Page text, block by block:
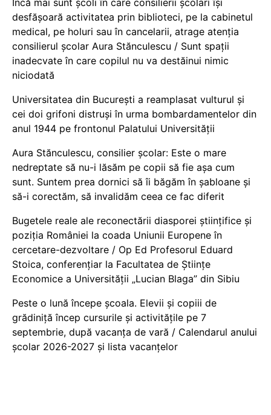
Încă mai sunt școli în care consilierii școlari își
desfășoară activitatea prin biblioteci, pe la cabinetul
medical, pe holuri sau în cancelarii, atrage atenția
consilierul școlar Aura Stănculescu / Sunt spații
inadecvate în care copilul nu va destăinui nimic
niciodată
Universitatea din București a reamplasat vulturul și
cei doi grifoni distruși în urma bombardamentelor din
anul 1944 pe frontonul Palatului Universității
Aura Stănculescu, consilier școlar: Este o mare
nedreptate să nu-i lăsăm pe copii să fie așa cum
sunt. Suntem prea dornici să îi băgăm în șabloane și
să-i corectăm, să invalidăm ceea ce fac diferit
Bugetele reale ale reconectării diasporei științifice și
poziția României la coada Uniunii Europene în
cercetare-dezvoltare / Op Ed Profesorul Eduard
Stoica, conferențiar la Facultatea de Științe
Economice a Universității „Lucian Blaga” din Sibiu
Peste o lună începe școala. Elevii și copiii de
grădiniță încep cursurile și activitățile pe 7
septembrie, după vacanța de vară / Calendarul anului
școlar 2026-2027 și lista vacanțelor